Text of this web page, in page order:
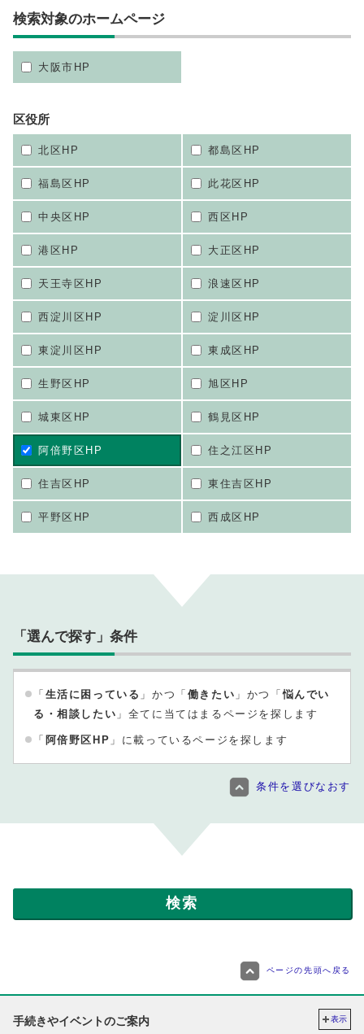
検索対象のホームページ
大阪市HP
区役所
北区HP 都島区HP
福島区HP 此花区HP
中央区HP 西区HP
港区HP 大正区HP
天王寺区HP 浪速区HP
西淀川区HP 淀川区HP
東淀川区HP 東成区HP
生野区HP 旭区HP
城東区HP 鶴見区HP
阿倍野区HP 住之江区HP
住吉区HP 東住吉区HP
平野区HP 西成区HP
「選んで探す」条件
「 生活に困っている 」かつ「 働きたい 」かつ「悩んでい
る・相談したい 」全てに当てはまるページを探します
「 阿倍野区HP 」に載っているページを探します
条件を選びなおす
ページの先頭へ戻る
手続きやイベントのご案内 表示